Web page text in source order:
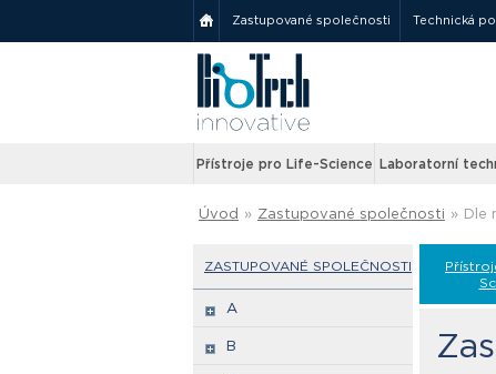
Zastupované společnosti Technická
Přístroje pro Life-Science Laboratorní
Úvod » Zastupované společnosti » Dle
ZASTUPOVANÉ SPOLEČNOSTI
A
B